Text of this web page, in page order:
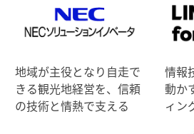
地域が主役となり自走で
きる観光地経営を、信頼
の技術と情熱で支える
情報
動か
ィン